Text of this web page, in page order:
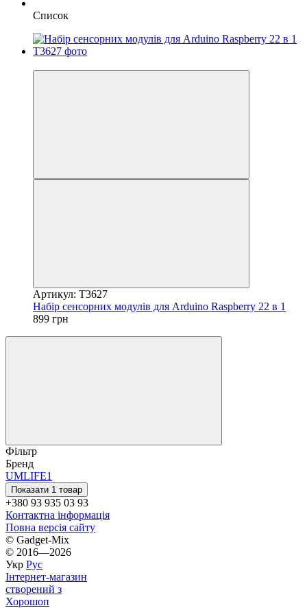
Список
Артикул: T3627
Набір сенсорних модулів для Arduino Raspberry 22 в 1
899 грн
Фільтр
Бренд
UMLIFE1
Показати 1 товар
+380 93 935 03 93
Контактна інформація
Повна версія сайту
© Gadget-Mix
© 2016—2026
Укр Рус
Інтернет-магазин
створений з
Хорошоп